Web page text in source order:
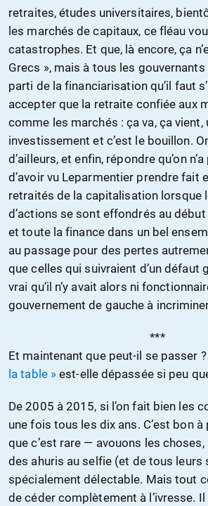
retraites, études universitaires,
les marchés de capitaux, ce fléau
catastrophes. Et que, là encore, ça
Grecs », mais à tous les
parti de la financiarisation qu’il faut
accepter que la retraite confiée aux
comme les marchés : ça va, ça vient,
investissement et c’est le bouillon.
d’ailleurs, et enfin, répondre qu’on
d’avoir vu Leparmentier prendre fait
retraités de la capitalisation lorsque
d’actions se sont effondrés au
et toute la finance dans un bel
au passage pour des pertes
que celles qui suivraient d’un défaut
vrai qu’il n’y avait alors ni
gouvernement de gauche à
***
Et maintenant que peut-il se passer ?
la table » est-elle dépassée si peu
De 2005 à 2015, si l’on fait bien les
une fois tous les dix ans. C’est bon
que c’est rare — avouons les
des ahuris au selfie (et de tous leurs
spécialement délectable. Mais tout
de céder complètement à l’ivresse. Il